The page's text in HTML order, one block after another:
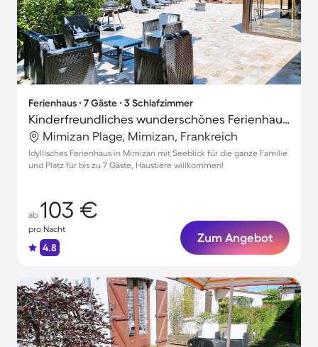
Ferienhaus ∙ 7 Gäste ∙ 3 Schlafzimmer
Kinderfreundliches wunderschönes Ferienhaus mit Garten, Terrasse und Grill | Seeblick | Haustiere sind willkommen
Mimizan Plage, Mimizan, Frankreich
Idyllisches Ferienhaus in Mimizan mit Seeblick für die ganze Familie
und Platz für bis zu 7 Gäste, Haustiere willkommen!
ab 103 €
pro Nacht
4.8
Zum Angebot